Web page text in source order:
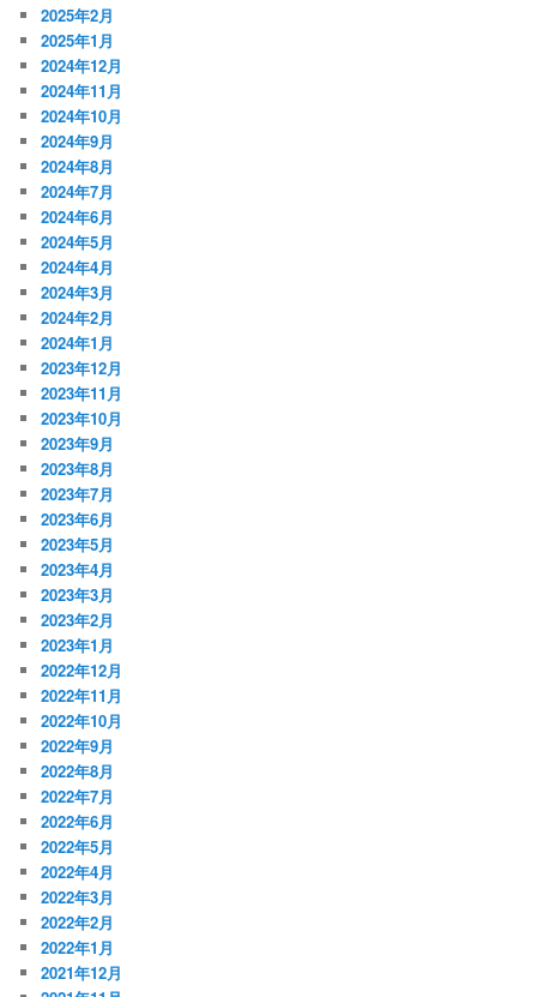
2025年2月
2025年1月
2024年12月
2024年11月
2024年10月
2024年9月
2024年8月
2024年7月
2024年6月
2024年5月
2024年4月
2024年3月
2024年2月
2024年1月
2023年12月
2023年11月
2023年10月
2023年9月
2023年8月
2023年7月
2023年6月
2023年5月
2023年4月
2023年3月
2023年2月
2023年1月
2022年12月
2022年11月
2022年10月
2022年9月
2022年8月
2022年7月
2022年6月
2022年5月
2022年4月
2022年3月
2022年2月
2022年1月
2021年12月